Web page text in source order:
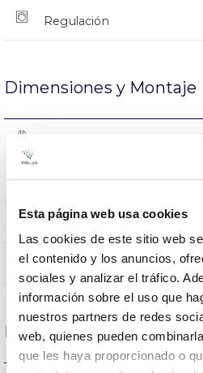
Esta página web usa cookies
Las cookies de este sitio web
el contenido y los anuncios,
sociales y analizar el tráfico.
información sobre el uso que
nuestros partners de redes
web, quienes pueden
que les haya proporcionado o
Regulación
Dimensiones y Montaje
Dimensiones
Posición de montaje
Empalmable
Datos ópticos